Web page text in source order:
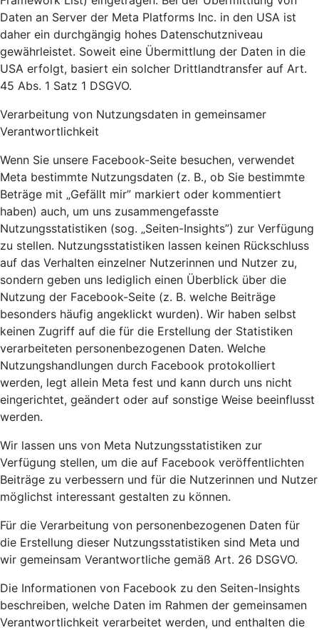
Daten an Server der Meta Platforms Inc. in den USA ist
daher ein durchgängig hohes Datenschutzniveau
gewährleistet. Soweit eine Übermittlung der Daten in die
USA erfolgt, basiert ein solcher Drittlandtransfer auf Art.
45 Abs. 1 Satz 1 DSGVO.
Verarbeitung von Nutzungsdaten in gemeinsamer
Verantwortlichkeit
Wenn Sie unsere Facebook-Seite besuchen, verwendet
Meta bestimmte Nutzungsdaten (z. B., ob Sie bestimmte
Beträge mit „Gefällt mir” markiert oder kommentiert
haben) auch, um uns zusammengefasste
Nutzungsstatistiken (sog. „Seiten-Insights”) zur Verfügung
zu stellen. Nutzungsstatistiken lassen keinen Rückschluss
auf das Verhalten einzelner Nutzerinnen und Nutzer zu,
sondern geben uns lediglich einen Überblick über die
Nutzung der Facebook-Seite (z. B. welche Beiträge
besonders häufig angeklickt wurden). Wir haben selbst
keinen Zugriff auf die für die Erstellung der Statistiken
verarbeiteten personenbezogenen Daten. Welche
Nutzungshandlungen durch Facebook protokolliert
werden, legt allein Meta fest und kann durch uns nicht
eingerichtet, geändert oder auf sonstige Weise beeinflusst
werden.
Wir lassen uns von Meta Nutzungsstatistiken zur
Verfügung stellen, um die auf Facebook veröffentlichten
Beiträge zu verbessern und für die Nutzerinnen und Nutzer
möglichst interessant gestalten zu können.
Für die Verarbeitung von personenbezogenen Daten für
die Erstellung dieser Nutzungsstatistiken sind Meta und
wir gemeinsam Verantwortliche gemäß Art. 26 DSGVO.
Die Informationen von Facebook zu den Seiten-Insights
beschreiben, welche Daten im Rahmen der gemeinsamen
Verantwortlichkeit verarbeitet werden, und enthalten die